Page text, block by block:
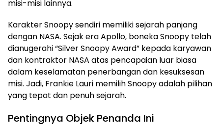
misi-misi lainnya.
Karakter Snoopy sendiri memiliki sejarah panjang
dengan NASA. Sejak era Apollo, boneka Snoopy telah
dianugerahi “Silver Snoopy Award” kepada karyawan
dan kontraktor NASA atas pencapaian luar biasa
dalam keselamatan penerbangan dan kesuksesan
misi. Jadi, Frankie Lauri memilih Snoopy adalah pilihan
yang tepat dan penuh sejarah.
Pentingnya Objek Penanda Ini